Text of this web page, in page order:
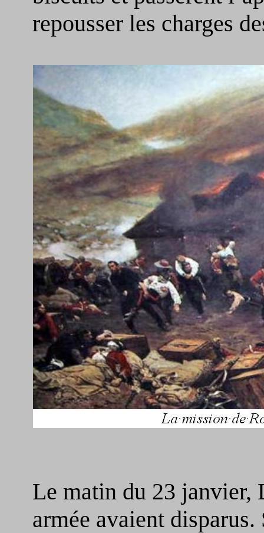
repousser les charges
Le matin du 23 janvier,
armée avaient